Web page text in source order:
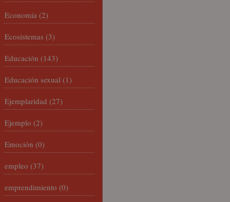
Economía (2)
Ecosistemas (3)
Educación (143)
Educación sexual (1)
Ejemplaridad (27)
Ejemplo (2)
Emoción (0)
empleo (37)
emprendimiento (0)